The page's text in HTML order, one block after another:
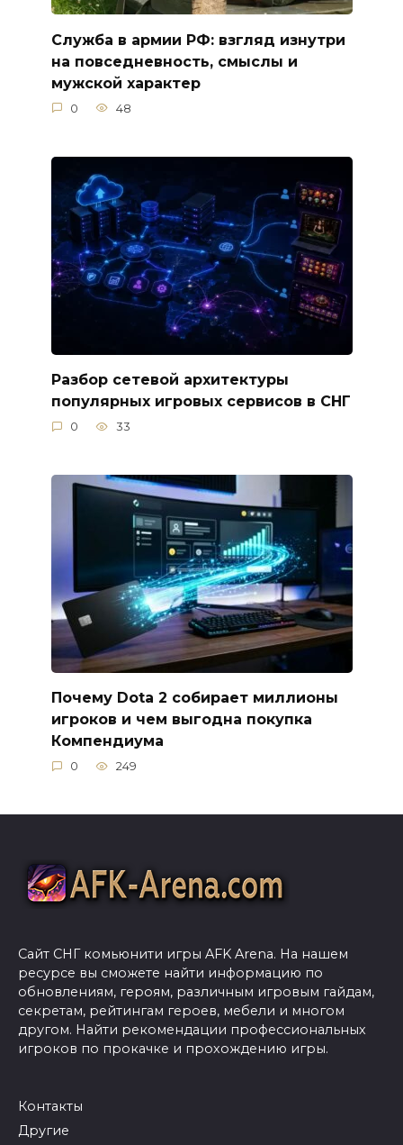
Служба в армии РФ: взгляд изнутри
на повседневность, смыслы и
мужской характер
0 48
Разбор сетевой архитектуры
популярных игровых сервисов в СНГ
0 33
Почему Dota 2 собирает миллионы
игроков и чем выгодна покупка
Компендиума
0 249
Сайт СНГ комьюнити игры AFK Arena. На нашем
ресурсе вы сможете найти информацию по
обновлениям, героям, различным игровым гайдам,
секретам, рейтингам героев, мебели и многом
другом. Найти рекомендации профессиональных
игроков по прокачке и прохождению игры.
Контакты
Другие